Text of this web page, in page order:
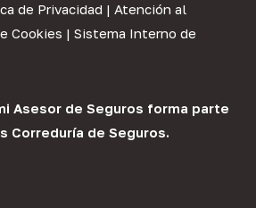
de Privacidad | Atención al
Cookies | Sistema Interno de
Asesor de Seguros forma parte
Correduría de Seguros.